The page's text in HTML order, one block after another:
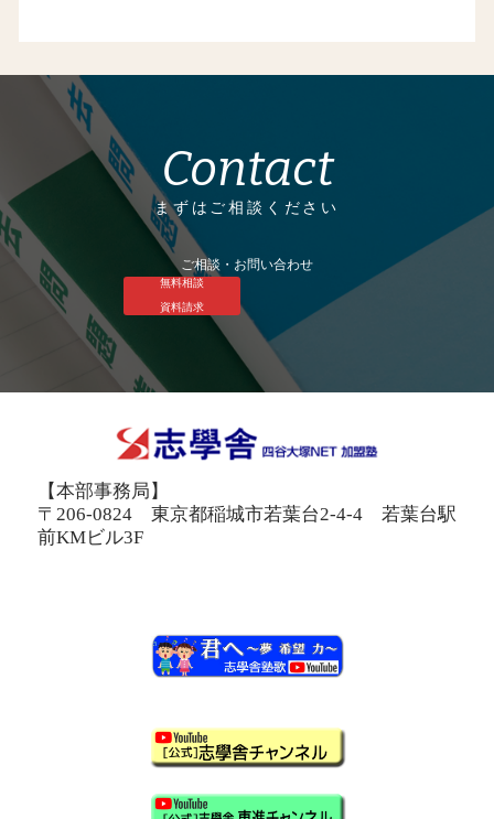
Contact
まずはご相談ください
ご相談・お問い合わせ
無料相談
資料請求
【本部事務局】
〒206-0824 東京都稲城市若葉台2-4-4 若葉台駅
前KMビル3F